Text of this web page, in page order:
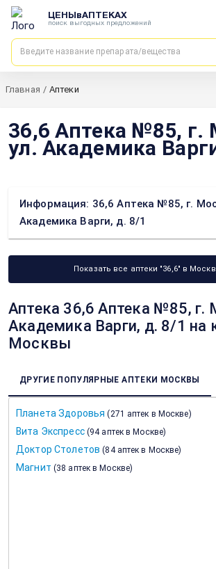
ЦЕНЫвАПТЕКАХ
поиск выгодных предложений
Главная / Аптеки
36,6 Аптека №85, г.
ул. Академика
Информация: 36,6 Аптека №85, г.
Академика Варги, д. 8/1
Показать все аптеки "36,6" в
Аптека 36,6 Аптека №85, г.
Академика Варги, д. 8/1 на
Москвы
ДРУГИЕ ПОПУЛЯРНЫЕ АПТЕКИ МОСКВЫ
Планета Здоровья (271 аптек в Москве)
Вита Экспресс (94 аптек в Москве)
Доктор Столетов (84 аптек в Москве)
Магнит (38 аптек в Москве)